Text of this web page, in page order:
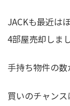
JACKも最近は
4部屋売却しま
手持ち物件の数
買いのチャン